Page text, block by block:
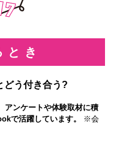
とき
どう付き合う?
アンケートや体験取材に積
で活躍しています。
※会